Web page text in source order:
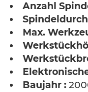
Anzahl
Max.
Baujahr :